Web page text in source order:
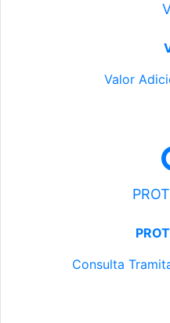
Valor
Consulta